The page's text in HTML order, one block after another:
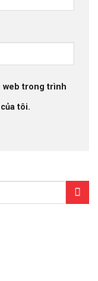
web trong trình
tôi.